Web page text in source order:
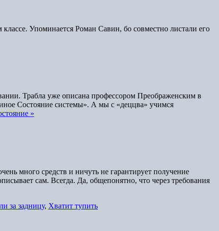
Упоминается Роман Савин, бо совместно листали его
Трабла уже описана профессором Преображенским в
Состояние системы». А мы с «деццва» учимся
»
много средств и ничуть не гарантирует получение
сам. Всегда. Да, общепонятно, что через требования
за задницу, Хватит тупить